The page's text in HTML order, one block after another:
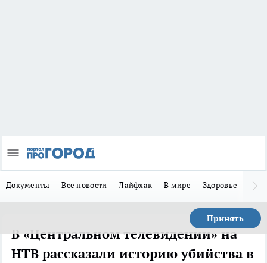
Документы Все новости Лайфхак В мире Здоровье
Принять
В «Центральном телевидении» на
НТВ рассказали историю убийства в